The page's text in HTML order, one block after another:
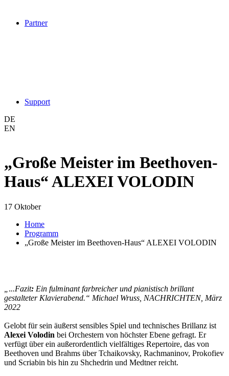
Partner
Support
DE
EN
„Große Meister im Beethoven-
Haus“ ALEXEI VOLODIN
17 Oktober
Home
Programm
„Große Meister im Beethoven-Haus“ ALEXEI VOLODIN
...Fazit: Ein fulminant farbreicher und pianistisch brillant
gestalteter Klavierabend.“ Michael Wruss, NACHRICHTEN, März
2022
Gelobt für sein äußerst sensibles Spiel und technisches Brillanz ist
Alexei Volodin bei Orchestern von höchster Ebene gefragt. Er
verfügt über ein außerordentlich vielfältiges Repertoire, das von
Beethoven und Brahms über Tchaikovsky, Rachmaninov, Prokofiev
und Scriabin bis hin zu Shchedrin und Medtner reicht.